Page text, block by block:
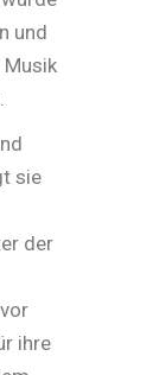
und
sie
der
ihre